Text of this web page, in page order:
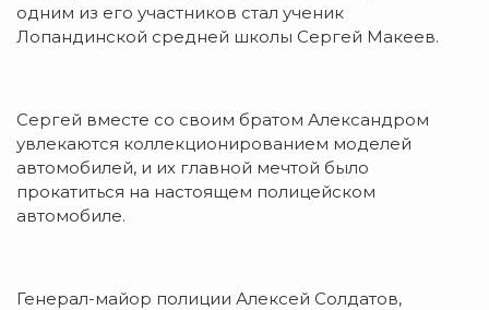
одним из его участников стал ученик
Лопандинской средней школы Сергей Макеев.
Сергей вместе со своим братом Александром
увлекаются коллекционированием моделей
автомобилей, и их главной мечтой было
прокатиться на настоящем полицейском
автомобиле.
Генерал-майор полиции Алексей Солдатов,